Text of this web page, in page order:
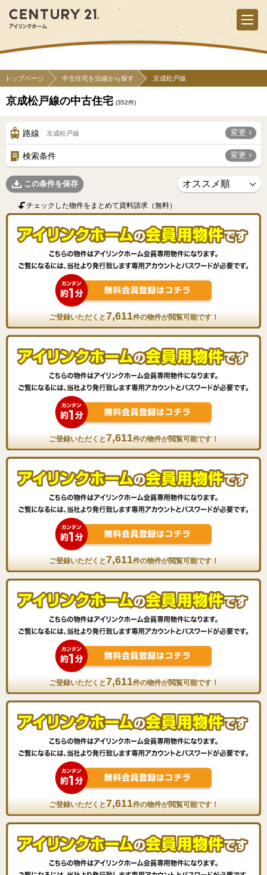
トップページ 中古住宅を沿線から探す 京成松戸線
京成松戸線の中古住宅 (352件)
路線 京成松戸線 変更
検索条件 変更
この条件を保存
チェックした物件をまとめて資料請求（無料）
ご登録いただくと7,611件の物件が閲覧可能です！
ご登録いただくと7,611件の物件が閲覧可能です！
ご登録いただくと7,611件の物件が閲覧可能です！
ご登録いただくと7,611件の物件が閲覧可能です！
ご登録いただくと7,611件の物件が閲覧可能です！